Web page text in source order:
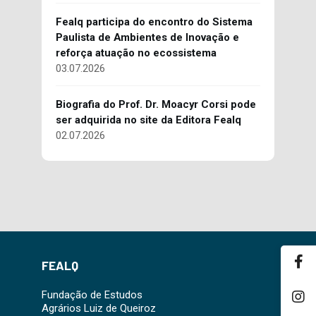
Fealq participa do encontro do Sistema
Paulista de Ambientes de Inovação e
reforça atuação no ecossistema
03.07.2026
Biografia do Prof. Dr. Moacyr Corsi pode
ser adquirida no site da Editora Fealq
02.07.2026
FEALQ
Fundação de Estudos
Agrários Luiz de Queiroz